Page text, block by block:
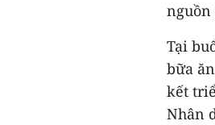
nguồn
Tại
bữa
kết
Nhân